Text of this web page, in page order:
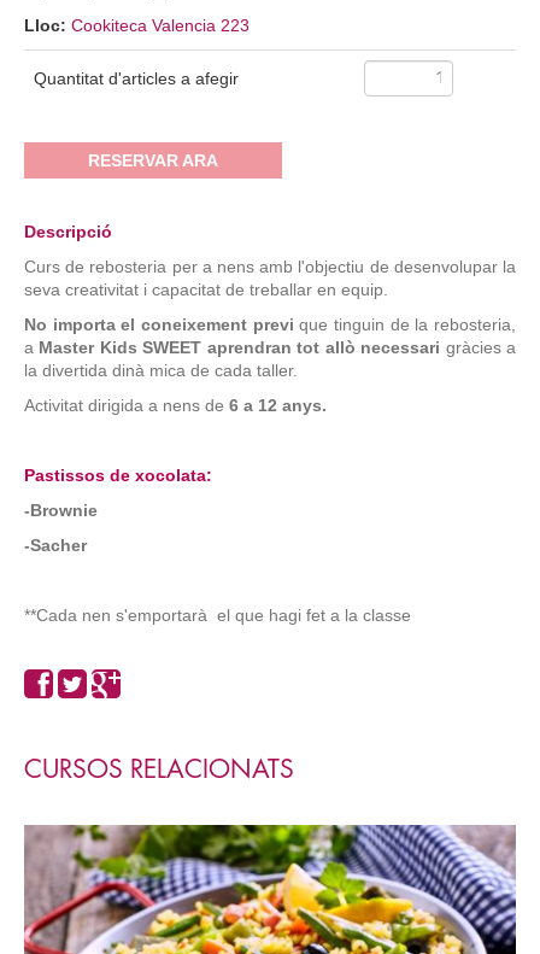
Lloc: Cookiteca Valencia 223
Quantitat d'articles a afegir
RESERVAR ARA
Descripció
Curs de rebosteria per a nens amb l'objectiu de desenvolupar la
seva creativitat i capacitat de treballar en equip.
No importa el coneixement previque tinguin de la rebosteria,
a Master Kids SWEET aprendran tot allò necessari gràcies a
la divertida dinà mica de cada taller.
Activitat dirigida a nens de 6 a 12 anys.
Pastissos de xocolata:
-Brownie
-Sacher
**Cada nen s'emportarà el que hagi fet a la classe
CURSOS RELACIONATS